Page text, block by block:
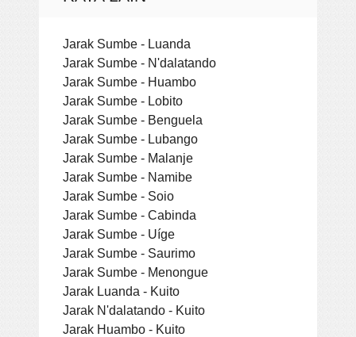
Jarak Sumbe - Luanda
Jarak Sumbe - N'dalatando
Jarak Sumbe - Huambo
Jarak Sumbe - Lobito
Jarak Sumbe - Benguela
Jarak Sumbe - Lubango
Jarak Sumbe - Malanje
Jarak Sumbe - Namibe
Jarak Sumbe - Soio
Jarak Sumbe - Cabinda
Jarak Sumbe - Uíge
Jarak Sumbe - Saurimo
Jarak Sumbe - Menongue
Jarak Luanda - Kuito
Jarak N'dalatando - Kuito
Jarak Huambo - Kuito